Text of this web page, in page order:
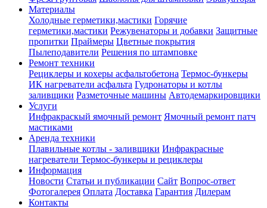
Материалы
Холодные герметики,мастики Горячие
герметики,мастики Режувенаторы и добавки Защитные
пропитки Праймеры Цветные покрытия
Пылеподавители Решения по штамповке
Ремонт техники
Рециклеры и кохеры асфальтобетона Термос-бункеры
ИК нагреватели асфальта Гудронаторы и котлы
заливщики Разметочные машины Автодемаркировщики
Услуги
Инфракраскый ямочный ремонт Ямочный ремонт патч
мастиками
Аренда техники
Плавильные котлы - заливщики Инфракрасные
нагреватели Термос-бункеры и рециклеры
Информация
Новости Статьи и публикации Сайт Вопрос-ответ
Фотогалерея Оплата Доставка Гарантия Дилерам
Контакты